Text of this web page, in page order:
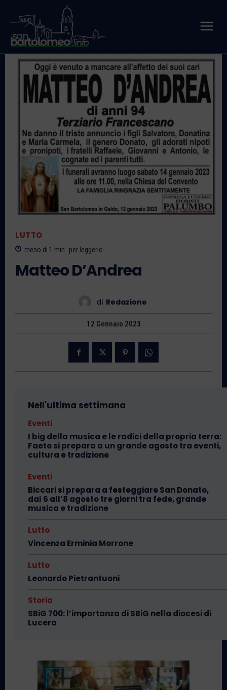
LUTTO
meno di 1 min. per leggerlo
Matteo D’Andrea
di Redazione
12 Gennaio 2023
Nell'ultima settimana
Eventi
I big della musica e le radici della propria terra:
Faeto si prepara a un grande agosto tra eventi,
cultura e tradizione
Eventi
Biccari si prepara a festeggiare San Donato,
dal 6 all’8 agosto tre giorni tra fede, grande
musica e tradizione
Lutto
Vincenza Erminia Morrone
Lutto
Leonardo Pietrantuoni
Storia
SBiG 700: l’importanza di SBiG nella diocesi di
Lucera